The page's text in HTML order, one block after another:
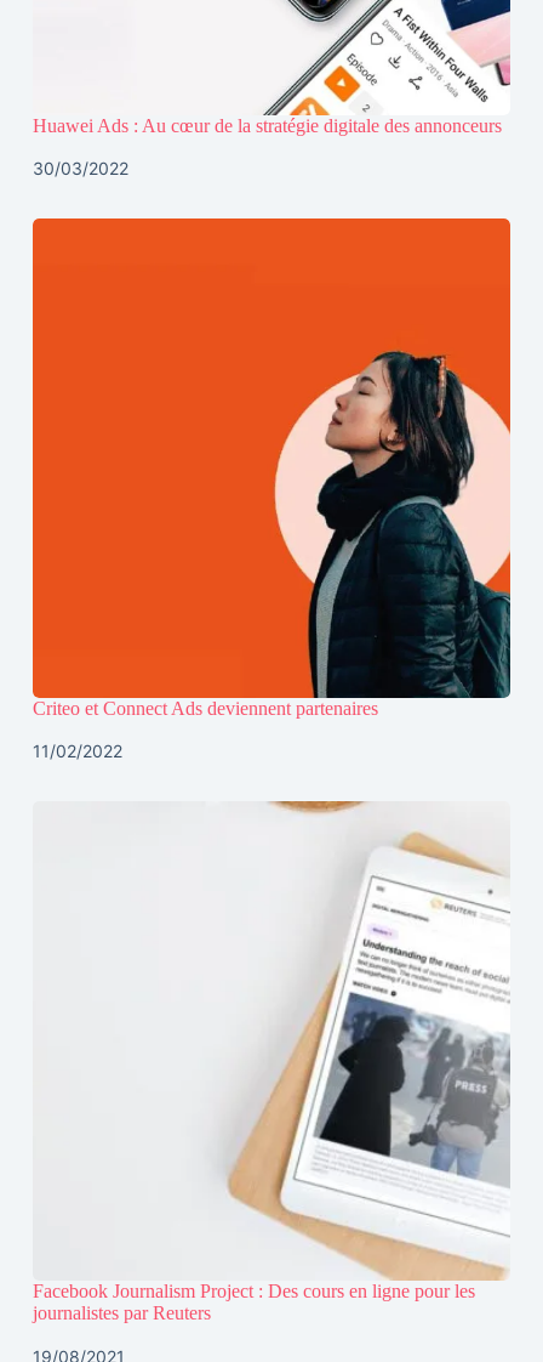
Huawei Ads : Au cœur de la stratégie digitale des annonceurs
30/03/2022
Criteo et Connect Ads deviennent partenaires
11/02/2022
Facebook Journalism Project : Des cours en ligne pour les
journalistes par Reuters
19/08/2021